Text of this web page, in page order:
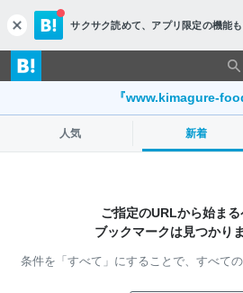
c
l
o
s
サクサク読めて、 アプリ限定の機能も
『www.kimagure-
人気 新着
ご指定のURLから始ま
ブックマークは見つかり
条件を「すべて」にすることで、 すべて